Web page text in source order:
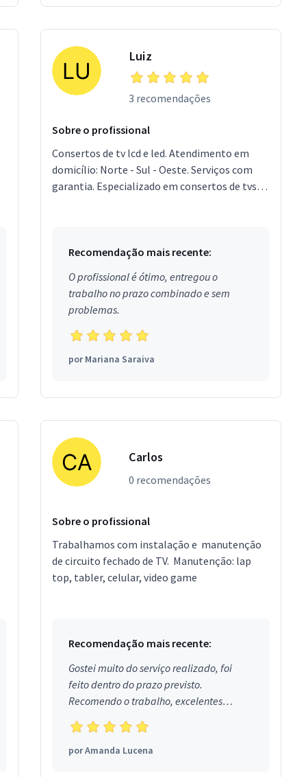
Luiz
3 recomendações
Sobre o profissional
Consertos de tv lcd e led. Atendimento em
domicílio: Norte - Sul - Oeste. Serviços com
garantia. Especializado em consertos de tvs
Recomendação mais recente:
O profissional é ótimo, entregou o
trabalho no prazo combinado e sem
problemas.
porMariana Saraiva
Carlos
0 recomendações
Sobre o profissional
Trabalhamos com instalação e manutenção
de circuito fechado de TV. Manutenção: lap
top, tabler, celular, video game
Recomendação mais recente:
Gostei muito do serviço realizado, foi
feito dentro do prazo previsto.
Recomendo o trabalho, excelentes
profissionais.
porAmanda Lucena